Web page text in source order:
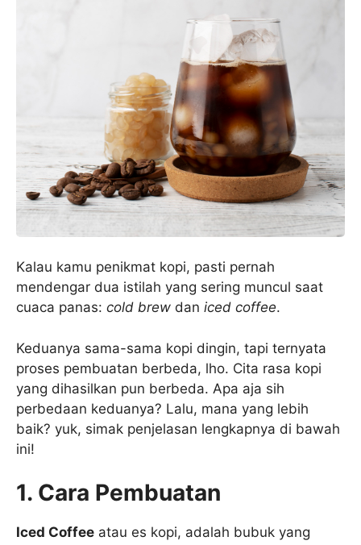
Kalau kamu penikmat kopi, pasti pernah
mendengar dua istilah yang sering muncul saat
cuaca panas: cold brew dan iced coffee.
Keduanya sama-sama kopi dingin, tapi ternyata
proses pembuatan berbeda, lho. Cita rasa kopi
yang dihasilkan pun berbeda. Apa aja sih
perbedaan keduanya? Lalu, mana yang lebih
baik? yuk, simak penjelasan lengkapnya di bawah
ini!
1. Cara Pembuatan
Iced Coffee atau es kopi, adalah bubuk yang